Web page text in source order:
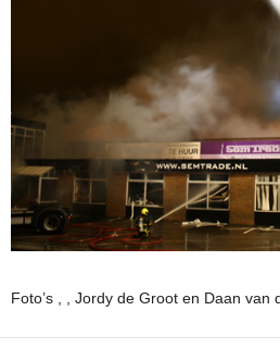
Foto’s , , Jordy de Groot en Daan van